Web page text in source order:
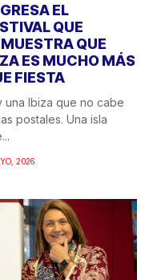
EL
QUE
QUE
ES MUCHO MÁS
FIESTA
una Ibiza que no cabe
postales. Una isla
2026